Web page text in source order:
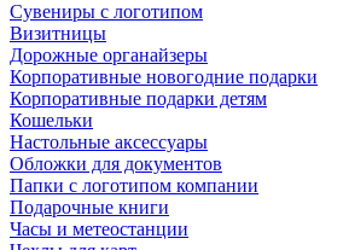
Сувениры с логотипом
Визитницы
Дорожные органайзеры
Корпоративные новогодние подарки
Корпоративные подарки детям
Кошельки
Настольные аксессуары
Обложки для документов
Папки с логотипом компании
Подарочные книги
Часы и метеостанции